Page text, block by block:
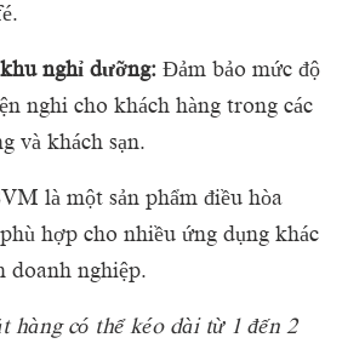
nghỉ dưỡng: Đảm bảo mức độ
nghi cho khách hàng trong các
và khách sạn.
là một sản phẩm điều hòa
hợp cho nhiều ứng dụng khác
doanh nghiệp.
hàng có thể kéo dài từ 1 đến 2